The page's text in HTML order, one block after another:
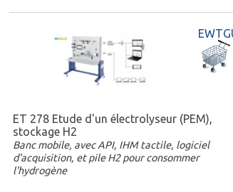
ET 278 Etude d'un électrolyseur (PEM),
stockage H2
Banc mobile, avec API, IHM tactile, logiciel
d'acquisition, et pile H2 pour consommer
l'hydrogène